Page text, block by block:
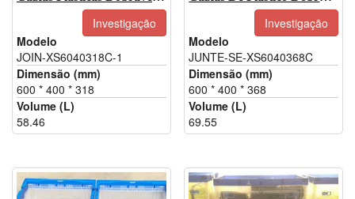
Investigação
Modelo
JOIN-XS6040318C-1
Dimensão (mm)
600 * 400 * 318
Volume (L)
58.46
Investigação
Modelo
JUNTE-SE-XS6040368C
Dimensão (mm)
600 * 400 * 368
Volume (L)
69.55